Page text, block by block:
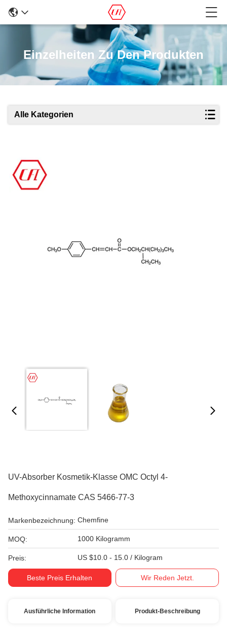
Einzelheiten Zu Den Produkten
Alle Kategorien
UV-Absorber Kosmetik-Klasse OMC Octyl 4-
Methoxycinnamate CAS 5466-77-3
Markenbezeichnung: Chemfine
MOQ: 1000 Kilogramm
Preis: US $10.0 - 15.0 / Kilogram
Beste Preis Erhalten Wir Reden Jetzt.
Ausführliche Information Produkt-Beschreibung